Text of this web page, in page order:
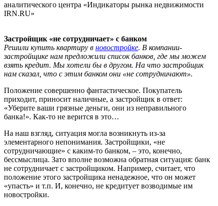
аналитического центра «Индикаторы рынка недвижимости
IRN.RU»
Застройщик «не сотрудничает» с банком
Решили купить квартиру в новостройке. В компании-
застройщике нам предложили список банков, где мы можем
взять кредит. Мы хотели бы в другом. На что застройщик
нам сказал, что с этим банком они «не сотрудничают».
Положение совершенно фантастическое. Покупатель
приходит, приносит наличные, а застройщик в ответ:
«Уберите ваши грязные деньги, они из неправильного
банка!». Как-то не верится в это…
На наш взгляд, ситуация могла возникнуть из-за
элементарного непонимания. Застройщики, «не
сотрудничающие» с каким-то банком, – это, конечно,
бессмыслица. Зато вполне возможна обратная ситуация: банк
не сотрудничает с застройщиком. Например, считает, что
положение этого застройщика ненадежное, что он может
«упасть» и т.п. И, конечно, не кредитует возводимые им
новостройки.